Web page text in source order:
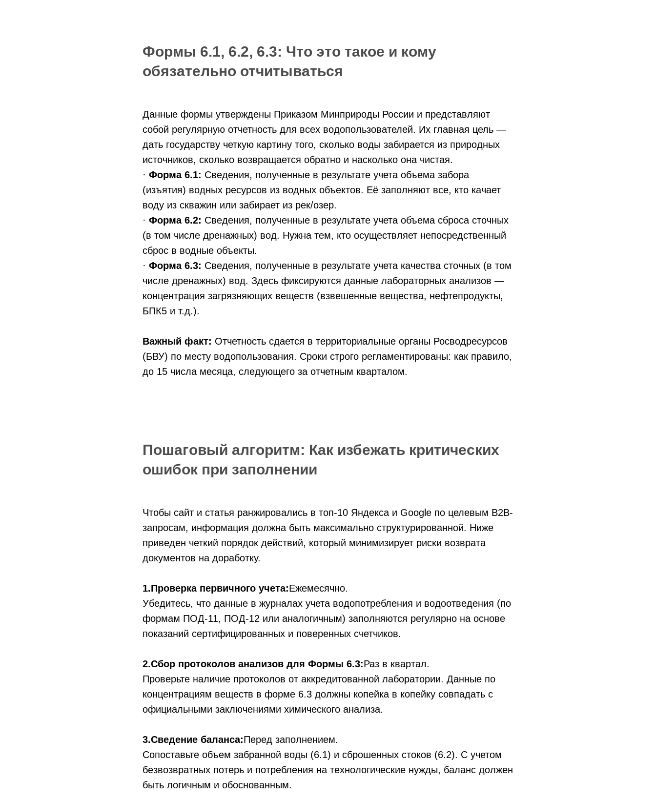
Формы 6.1, 6.2, 6.3: Что это такое и кому
обязательно отчитываться
Данные формы утверждены Приказом Минприроды России и представляют
собой регулярную отчетность для всех водопользователей. Их главная цель —
дать государству четкую картину того, сколько воды забирается из природных
источников, сколько возвращается обратно и насколько она чистая.
· Форма 6.1: Сведения, полученные в результате учета объема забора
(изъятия) водных ресурсов из водных объектов. Её заполняют все, кто качает
воду из скважин или забирает из рек/озер.
· Форма 6.2: Сведения, полученные в результате учета объема сброса сточных
(в том числе дренажных) вод. Нужна тем, кто осуществляет непосредственный
сброс в водные объекты.
· Форма 6.3: Сведения, полученные в результате учета качества сточных (в том
числе дренажных) вод. Здесь фиксируются данные лабораторных анализов —
концентрация загрязняющих веществ (взвешенные вещества, нефтепродукты,
БПК5 и т.д.).
Важный факт: Отчетность сдается в территориальные органы Росводресурсов
(БВУ) по месту водопользования. Сроки строго регламентированы: как правило,
до 15 числа месяца, следующего за отчетным кварталом.
Пошаговый алгоритм: Как избежать критических
ошибок при заполнении
Чтобы сайт и статья ранжировались в топ-10 Яндекса и Google по целевым B2B-
запросам, информация должна быть максимально структурированной. Ниже
приведен четкий порядок действий, который минимизирует риски возврата
документов на доработку.
1.Проверка первичного учета:Ежемесячно.
Убедитесь, что данные в журналах учета водопотребления и водоотведения (по
формам ПОД-11, ПОД-12 или аналогичным) заполняются регулярно на основе
показаний сертифицированных и поверенных счетчиков.
2.Сбор протоколов анализов для Формы 6.3:Раз в квартал.
Проверьте наличие протоколов от аккредитованной лаборатории. Данные по
концентрациям веществ в форме 6.3 должны копейка в копейку совпадать с
официальными заключениями химического анализа.
3.Сведение баланса:Перед заполнением.
Сопоставьте объем забранной воды (6.1) и сброшенных стоков (6.2). С учетом
безвозвратных потерь и потребления на технологические нужды, баланс должен
быть логичным и обоснованным.